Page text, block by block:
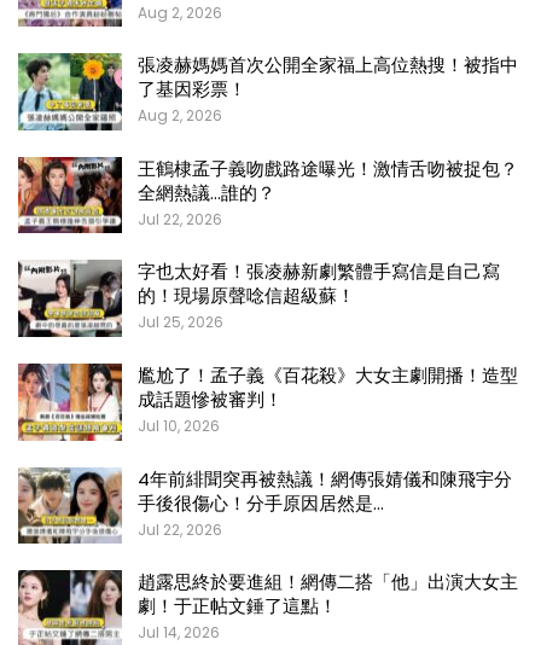
Aug 2, 2026
張凌赫媽媽首次公開全家福上高位熱搜！被指中
了基因彩票！
Aug 2, 2026
王鶴棣孟子義吻戲路途曝光！激情舌吻被捉包？
全網熱議…誰的？
Jul 22, 2026
字也太好看！張凌赫新劇繁體手寫信是自己寫
的！現場原聲唸信超級蘇！
Jul 25, 2026
尷尬了！孟子義《百花殺》大女主劇開播！造型
成話題慘被審判！
Jul 10, 2026
4年前緋聞突再被熱議！網傳張婧儀和陳飛宇分
手後很傷心！分手原因居然是…
Jul 22, 2026
趙露思終於要進組！網傳二搭「他」出演大女主
劇！于正帖文錘了這點！
Jul 14, 2026